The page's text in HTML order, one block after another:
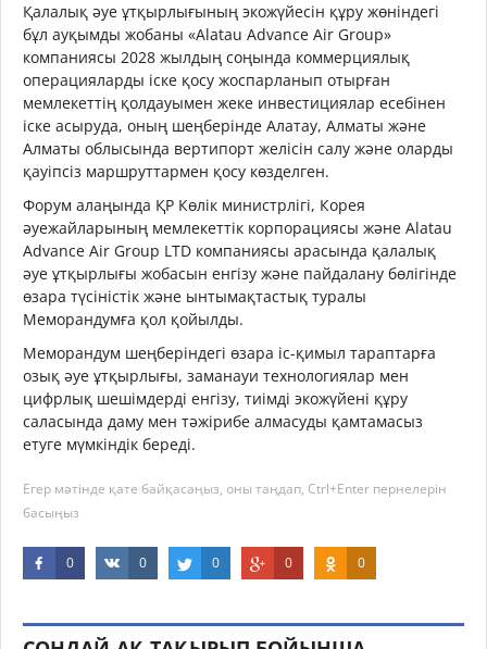
Қалалық әуе ұтқырлығының экожүйесін құру жөніндегі
бұл ауқымды жобаны «Alatau Advance Air Group»
компаниясы 2028 жылдың соңында коммерциялық
операцияларды іске қосу жоспарланып отырған
мемлекеттің қолдауымен жеке инвестициялар есебінен
іске асыруда, оның шеңберінде Алатау, Алматы және
Алматы облысында вертипорт желісін салу және оларды
қауіпсіз маршруттармен қосу көзделген.
Форум алаңында ҚР Көлік министрлігі, Корея
әуежайларының мемлекеттік корпорациясы және Alatau
Advance Air Group LTD компаниясы арасында қалалық
әуе ұтқырлығы жобасын енгізу және пайдалану бөлігінде
өзара түсіністік және ынтымақтастық туралы
Меморандумға қол қойылды.
Меморандум шеңберіндегі өзара іс-қимыл тараптарға
озық әуе ұтқырлығы, заманауи технологиялар мен
цифрлық шешімдерді енгізу, тиімді экожүйені құру
саласында даму мен тәжірибе алмасуды қамтамасыз
етуге мүмкіндік береді.
Егер мәтінде қате байқасаңыз, оны таңдап, Ctrl+Enter пернелерін
басыңыз
0 0 0 0 0